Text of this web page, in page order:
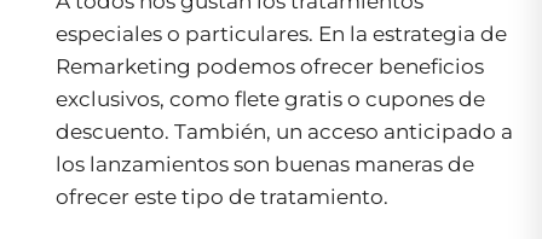
especiales o particulares. En la estrategia de
Remarketing podemos ofrecer beneficios
exclusivos, como flete gratis o cupones de
descuento. También, un acceso anticipado a
los lanzamientos son buenas maneras de
ofrecer este tipo de tratamiento.